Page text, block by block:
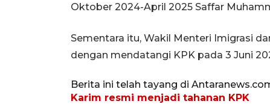
Oktober 2024-April 2025 Saffar
Sementara itu, Wakil Menteri Imigrasi
dengan mendatangi KPK pada 3 Juni
Berita ini telah tayang di
Karim resmi menjadi tahanan KPK